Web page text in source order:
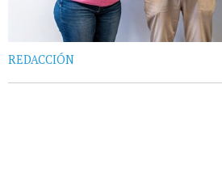
REDACCIÓN